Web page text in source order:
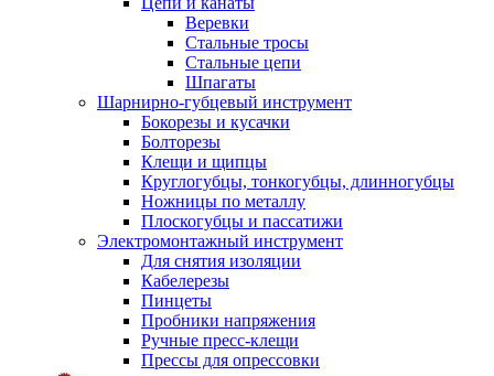
Веревки
Стальные тросы
Стальные цепи
Шпагаты
Шарнирно-губцевый инструмент
Бокорезы и кусачки
Болторезы
Клещи и щипцы
Круглогубцы, тонкогубцы, длинногубцы
Ножницы по металлу
Плоскогубцы и пассатижи
Электромонтажный инструмент
Для снятия изоляции
Кабелерезы
Пинцеты
Пробники напряжения
Ручные пресс-клещи
Прессы для опрессовки